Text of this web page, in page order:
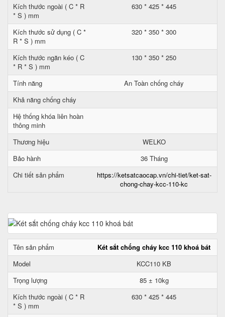
Kích thước ngoài ( C * R
* S ) mm
630 * 425 * 445
Kích thước sử dụng ( C *
R * S ) mm
320 * 350 * 300
Kích thước ngăn kéo ( C
* R * S ) mm
130 * 350 * 250
Tính năng
An Toàn chống cháy
Khả năng chống cháy
Hệ thống khóa liên hoàn
thông minh
Thương hiệu
WELKO
Bảo hành
36 Tháng
Chi tiết sản phẩm
https://ketsatcaocap.vn/chi-tiet/ket-sat-
chong-chay-kcc-110-kc
Tên sản phẩm
Két sắt chống cháy kcc 110 khoá bát
Model
KCC110 KB
Trọng lượng
85 ± 10kg
Kích thước ngoài ( C * R
* S ) mm
630 * 425 * 445